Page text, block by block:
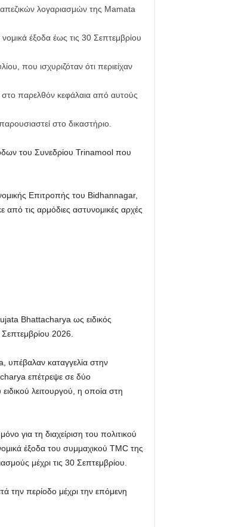
λογαριασμών της Mamata
έξοδα έως τις 30 Σεπτεμβρίου
που ισχυριζόταν ότι περιείχαν
στο παρελθόν κεφάλαια από αυτούς
στο δικαστήριο.
του Συνεδρίου Trinamool που
Επιτροπής του Bidhannagar,
από τις αρμόδιες αστυνομικές αρχές
Bhattacharya ως ειδικός
2026.
υπέβαλαν καταγγελία στην
επέτρεψε σε δύο
λειτουργού, η οποία στη
για τη διαχείριση του πολιτικού
έξοδα του συμμαχικού TMC της
μέχρι τις 30 Σεπτεμβρίου.
την περίοδο μέχρι την επόμενη